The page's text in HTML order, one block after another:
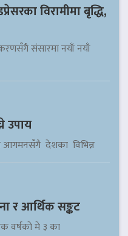
विरामीमा बृद्धि,
संसारमा नयाँ नयाँ
उपाय
आगमनसँगै देशका विभिन्न
र आर्थिक सङ्कट
वर्षको मे ३ का